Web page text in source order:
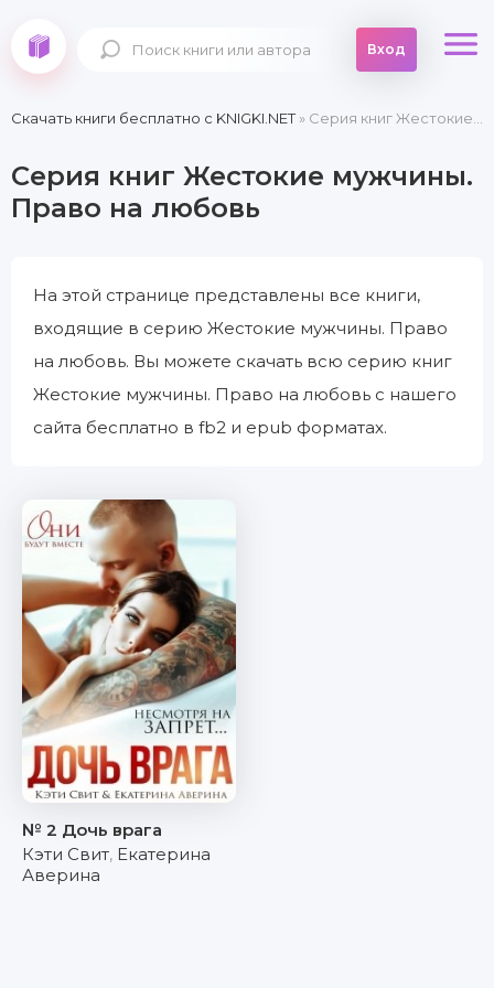
Вход
Скачать книги бесплатно c KNIGKI.NET» Серия книг Жестокие мужчины. Право на любовь
Серия книг Жестокие мужчины.
Право на любовь
На этой странице представлены все книги,
входящие в серию Жестокие мужчины. Право
на любовь. Вы можете скачать всю серию книг
Жестокие мужчины. Право на любовь с нашего
сайта бесплатно в fb2 и epub форматах.
№ 2 Дочь врага
Кэти Свит, Екатерина
Аверина